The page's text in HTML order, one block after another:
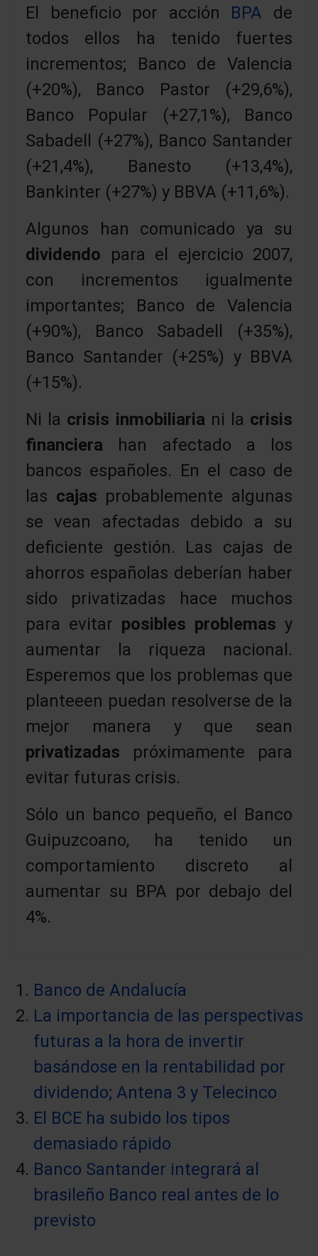
El beneficio por acción BPA de
todos ellos ha tenido fuertes
incrementos; Banco de Valencia
(+20%), Banco Pastor (+29,6%),
Banco Popular (+27,1%), Banco
Sabadell (+27%), Banco Santander
(+21,4%), Banesto (+13,4%),
Bankinter (+27%) y BBVA (+11,6%).
Algunos han comunicado ya su
dividendo para el ejercicio 2007,
con incrementos igualmente
importantes; Banco de Valencia
(+90%), Banco Sabadell (+35%),
Banco Santander (+25%) y BBVA
(+15%).
Ni la crisis inmobiliaria ni la crisis
financiera han afectado a los
bancos españoles. En el caso de
las cajas probablemente algunas
se vean afectadas debido a su
deficiente gestión. Las cajas de
ahorros españolas deberían haber
sido privatizadas hace muchos
para evitar posibles problemas y
aumentar la riqueza nacional.
Esperemos que los problemas que
planteeen puedan resolverse de la
mejor manera y que sean
privatizadas próximamente para
evitar futuras crisis.
Sólo un banco pequeño, el Banco
Guipuzcoano, ha tenido un
comportamiento discreto al
aumentar su BPA por debajo del
4%.
Banco de Andalucía
La importancia de las perspectivas
futuras a la hora de invertir
basándose en la rentabilidad por
dividendo; Antena 3 y Telecinco
El BCE ha subido los tipos
demasiado rápido
Banco Santander integrará al
brasileño Banco real antes de lo
previsto